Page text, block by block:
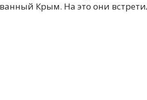
Крым. На это они